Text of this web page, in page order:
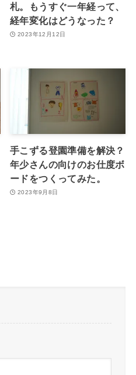
札。もうすぐ一年経って、
経年変化はどうなった？
2023年12月12日
手こずる登園準備を解決？
年少さんの向けのお仕度ボ
ードをつくってみた。
2023年9月8日